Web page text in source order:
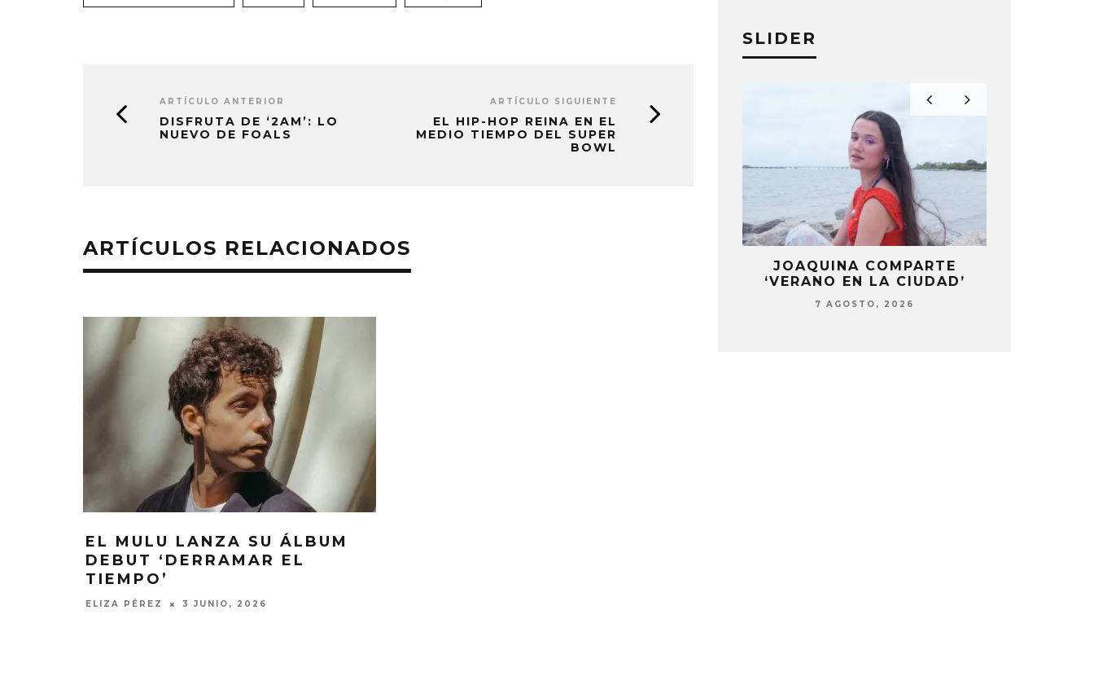
ARTÍCULO ANTERIOR
DISFRUTA DE ‘2AM’: LO
NUEVO DE FOALS
ARTÍCULO SIGUIENTE
EL HIP-HOP REINA EN EL
MEDIO TIEMPO DEL SUPER
BOWL
ARTÍCULOS RELACIONADOS
EL MULU LANZA SU ÁLBUM
DEBUT ‘DERRAMAR EL
TIEMPO’
ELIZA PÉREZ 3 JUNIO, 2026
SLIDER
JOAQUINA COMPARTE
‘VERANO EN LA CIUDAD’
7 AGOSTO, 2026